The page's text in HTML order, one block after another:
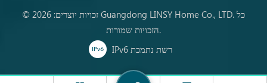
© זכויות יוצרים: 2026 Guangdong LINSY Home Co., LTD. כל
הזכויות שמורות.
IPv6 רשת נתמכת